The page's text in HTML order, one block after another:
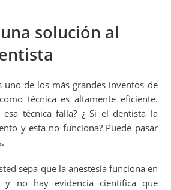
solución al
uno de los más grandes inventos de
técnica es altamente eficiente.
técnica falla? ¿ Si el dentista la
y esta no funciona? Puede pasar
sepa que la anestesia funciona en
y no hay evidencia científica que